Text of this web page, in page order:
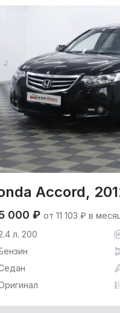
Accord,
000 ₽ от 11 103 ₽ в
л. 200